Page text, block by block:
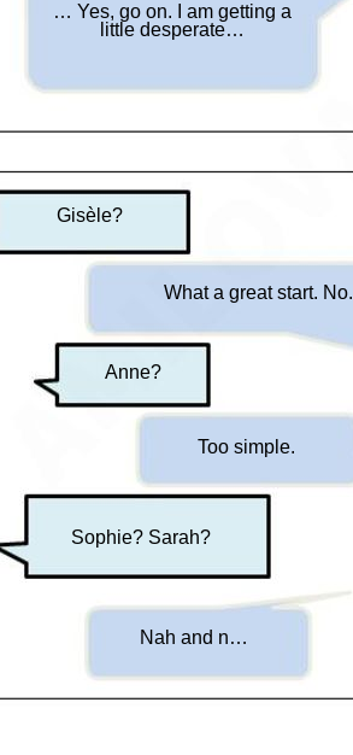
… Yes, go on. I am getting a
little desperate…
Gisèle?
What a great start. No.
Anne?
Too simple.
Sophie? Sarah?
Nah and n…